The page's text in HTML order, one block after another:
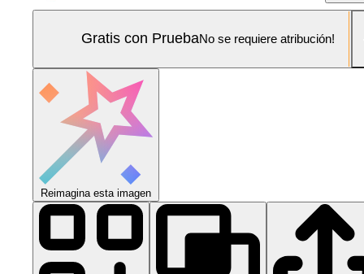
Gratis con PruebaNo se requiere atribución!
Reimagina esta imagen